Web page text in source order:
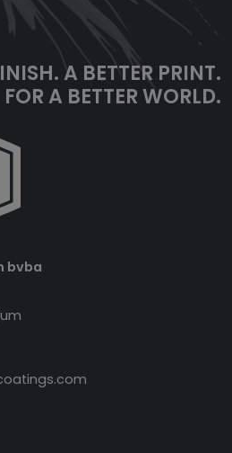
A BETTER PRINT.
FOR A BETTER WORLD.
bvba